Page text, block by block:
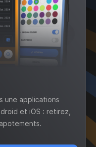
une applications
et iOS : retirez,